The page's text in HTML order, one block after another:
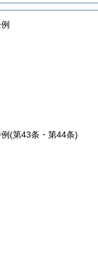
(第43条・第44条)